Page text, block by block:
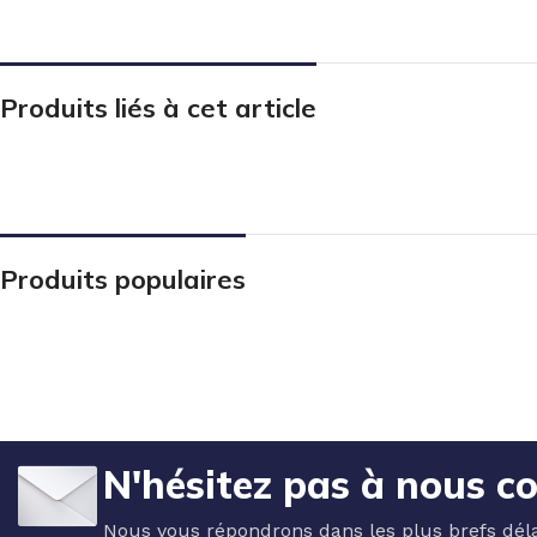
Produits liés à cet article
Produits populaires
N'hésitez pas à nous
Nous vous répondrons dans les plus brefs